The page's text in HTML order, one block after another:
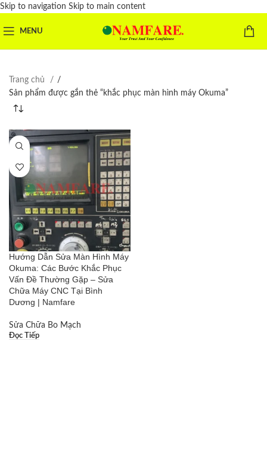
Skip to navigation Skip to main content
MENU
Trang chủ
/
Sản phẩm được gắn thẻ “khắc phục màn hình máy Okuma”
Hướng Dẫn Sửa Màn Hình Máy
Okuma: Các Bước Khắc Phục
Vấn Đề Thường Gặp – Sửa
Chữa Máy CNC Tại Bình
Dương | Namfare
Sửa Chữa Bo Mạch
Đọc Tiếp